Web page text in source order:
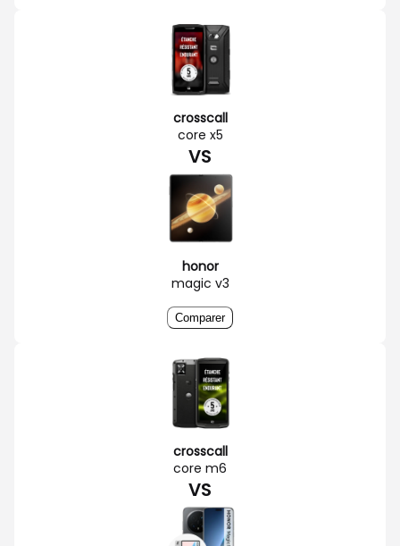
crosscall
core x5
VS
honor
magic v3
Comparer
crosscall
core m6
VS